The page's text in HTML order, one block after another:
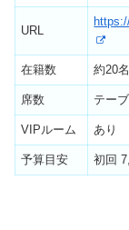
URL
在籍数 約20名
席数 テー
VIPルーム あり
予算目安 初回